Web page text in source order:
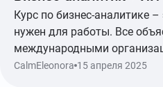
Показать ещё
Курс по бизнес-аналитике
нужен для работы. Все
международными
CalmEleonora 15 апреля 2025